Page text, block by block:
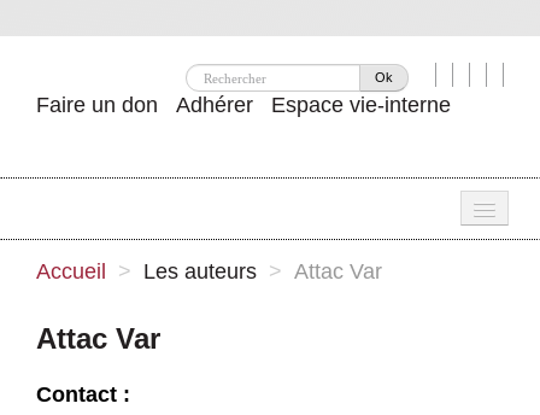
Ok
Faire un don Adhérer Espace vie-interne
Nos idées
Se mobiliser
Accueil > Les auteurs > Attac Var
Attac Var
Contact :